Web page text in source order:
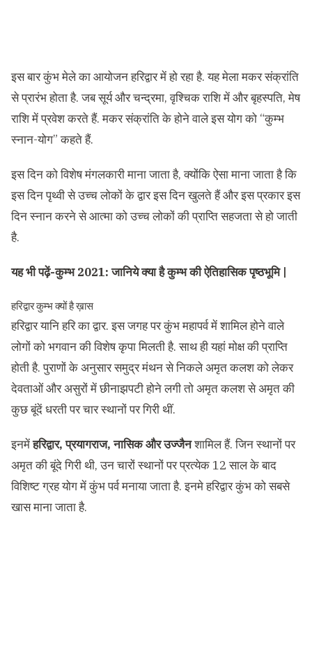
इस बार कुंभ मेले का आयोजन हरिद्वार में हो रहा है. यह मेला मकर संक्रांति
से प्रारंभ होता है. जब सूर्य और चन्द्रमा, वृश्चिक राशि में और बृहस्पति, मेष
राशि में प्रवेश करते हैं. मकर संक्रांति के होने वाले इस योग को “कुम्भ
स्नान-योग” कहते हैं.
इस दिन को विशेष मंगलकारी माना जाता है, क्योंकि ऐसा माना जाता है कि
इस दिन पृथ्वी से उच्च लोकों के द्वार इस दिन खुलते हैं और इस प्रकार इस
दिन स्नान करने से आत्मा को उच्च लोकों की प्राप्ति सहजता से हो जाती
है.
यह भी पढ़ें-कुम्भ 2021: जानिये क्या है कुम्भ की ऐतिहासिक पृष्ठभूमि |
हरिद्वार कुम्भ क्यों है ख़ास
हरिद्वार यानि हरि का द्वार. इस जगह पर कुंभ महापर्व में शामिल होने वाले
लोगों को भगवान की विशेष कृपा मिलती है. साथ ही यहां मोक्ष की प्राप्ति
होती है. पुराणों के अनुसार समुद्र मंथन से निकले अमृत कलश को लेकर
देवताओं और असुरों में छीनाझपटी होने लगी तो अमृत कलश से अमृत की
कुछ बूंदें धरती पर चार स्थानों पर गिरी थीं.
इनमेंहरिद्वार, प्रयागराज, नासिक और उज्जैनशामिल हैं. जिन स्थानों पर
अमृत की बूंदे गिरी थी, उन चारों स्थानों पर प्रत्येक 12 साल के बाद
विशिष्ट ग्रह योग में कुंभ पर्व मनाया जाता है. इनमे हरिद्वार कुंभ को सबसे
खास माना जाता है.